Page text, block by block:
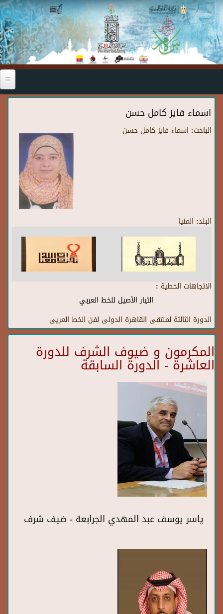
Skip to main content
اسماء فايز كامل حسن
الباحث: اسماء فايز كامل حسن
البلد: المنيا
الاتجاهات الخطية :
التيار الأصيل للخط العربي
الدورة الثالثة لملتقى القاهرة الدولى لفن الخط العريى
المكرمون و ضيوف الشرف للدورة
العاشرة - الدورة السابقة
ياسر يوسف عبد المهدي الجرابعة - ضيف شرف